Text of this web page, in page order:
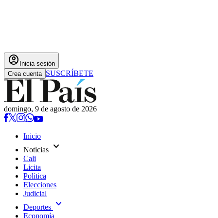
account_circle Inicia sesión
Crea cuenta SUSCRÍBETE
domingo, 9 de agosto de 2026
Inicio
Noticias expand_more
Cali
Licita
Política
Elecciones
Judicial
Deportes expand_more
Economía